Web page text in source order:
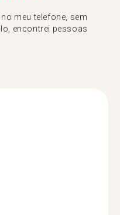
meu telefone, sem
encontrei pessoas